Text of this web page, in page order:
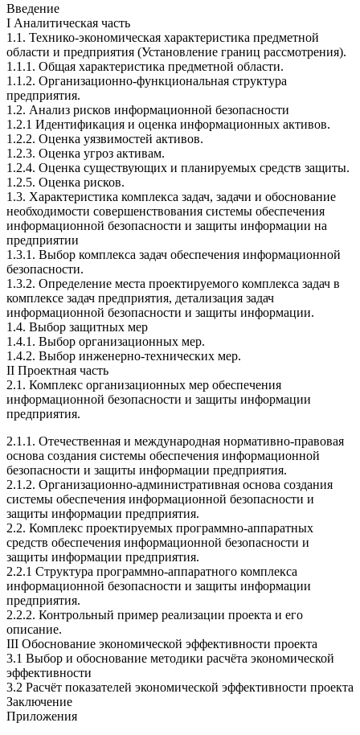
Введение
I Аналитическая часть
1.1. Технико-экономическая характеристика предметной
области и предприятия (Установление границ рассмотрения).
1.1.1. Общая характеристика предметной области.
1.1.2. Организационно-функциональная структура
предприятия.
1.2. Анализ рисков информационной безопасности
1.2.1 Идентификация и оценка информационных активов.
1.2.2. Оценка уязвимостей активов.
1.2.3. Оценка угроз активам.
1.2.4. Оценка существующих и планируемых средств защиты.
1.2.5. Оценка рисков.
1.3. Характеристика комплекса задач, задачи и обоснование
необходимости совершенствования системы обеспечения
информационной безопасности и защиты информации на
предприятии
1.3.1. Выбор комплекса задач обеспечения информационной
безопасности.
1.3.2. Определение места проектируемого комплекса задач в
комплексе задач предприятия, детализация задач
информационной безопасности и защиты информации.
1.4. Выбор защитных мер
1.4.1. Выбор организационных мер.
1.4.2. Выбор инженерно-технических мер.
II Проектная часть
2.1. Комплекс организационных мер обеспечения
информационной безопасности и защиты информации
предприятия.
2.1.1. Отечественная и международная нормативно-правовая
основа создания системы обеспечения информационной
безопасности и защиты информации предприятия.
2.1.2. Организационно-административная основа создания
системы обеспечения информационной безопасности и
защиты информации предприятия.
2.2. Комплекс проектируемых программно-аппаратных
средств обеспечения информационной безопасности и
защиты информации предприятия.
2.2.1 Структура программно-аппаратного комплекса
информационной безопасности и защиты информации
предприятия.
2.2.2. Контрольный пример реализации проекта и его
описание.
III Обоснование экономической эффективности проекта
3.1 Выбор и обоснование методики расчёта экономической
эффективности
3.2 Расчёт показателей экономической эффективности проекта
Заключение
Приложения